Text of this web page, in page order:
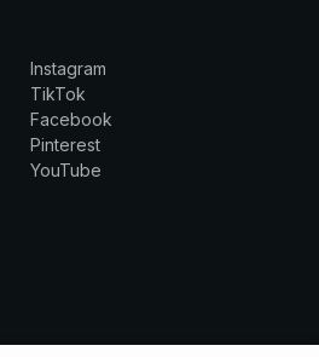
Instagram
TikTok
Facebook
Pinterest
YouTube